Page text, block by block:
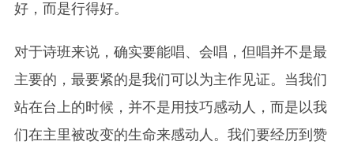
好，而是行得好。
对于诗班来说，确实要能唱、会唱，但唱并不是最
主要的，最要紧的是我们可以为主作见证。当我们
站在台上的时候，并不是用技巧感动人，而是以我
们在主里被改变的生命来感动人。我们要经历到赞